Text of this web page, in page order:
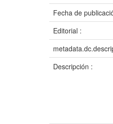
Fecha de
Editorial :
Descripción :